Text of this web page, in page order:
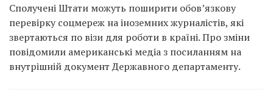
Сполучені Штати можуть поширити обов’язкову
перевірку соцмереж на іноземних журналістів, які
звертаються по візи для роботи в країні. Про зміни
повідомили американські медіа з посиланням на
внутрішній документ Державного департаменту.